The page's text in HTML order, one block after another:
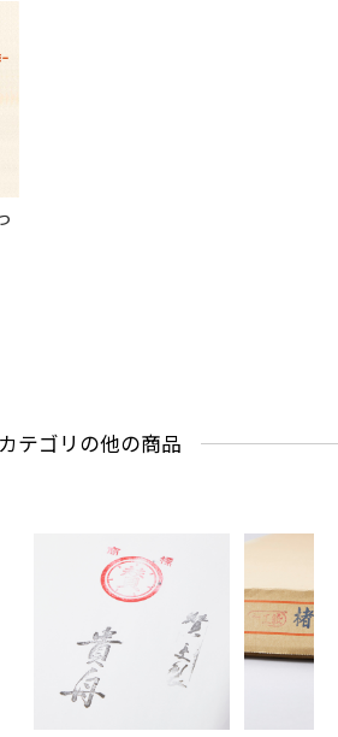
テゴリの他の商品